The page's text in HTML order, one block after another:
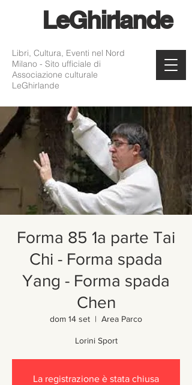
LeGhirlande
Libri, Cultura, Eventi nel Nord
Milano - Sito ufficiale di
Associazione culturale
LeGhirlande
Forma 85 1a parte Tai
Chi - Forma spada
Yang - Forma spada
Chen
dom 14 set
  |
Area Parco
Lorini Sport
La registrazione è stata chiusa